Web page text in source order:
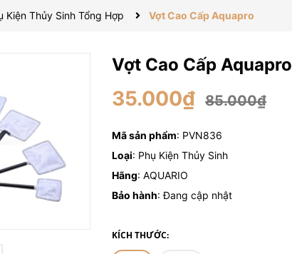
Kiện Thủy Sinh Tổng Hợp Vợt Cao Cấp Aquapro
Vợt Cao Cấp Aquapro
35.000₫ 85.000₫
Mã sản phẩm: PVN836
Loại: Phụ Kiện Thủy Sinh
Hãng: AQUARIO
Bảo hành: Đang cập nhật
KÍCH THƯỚC: